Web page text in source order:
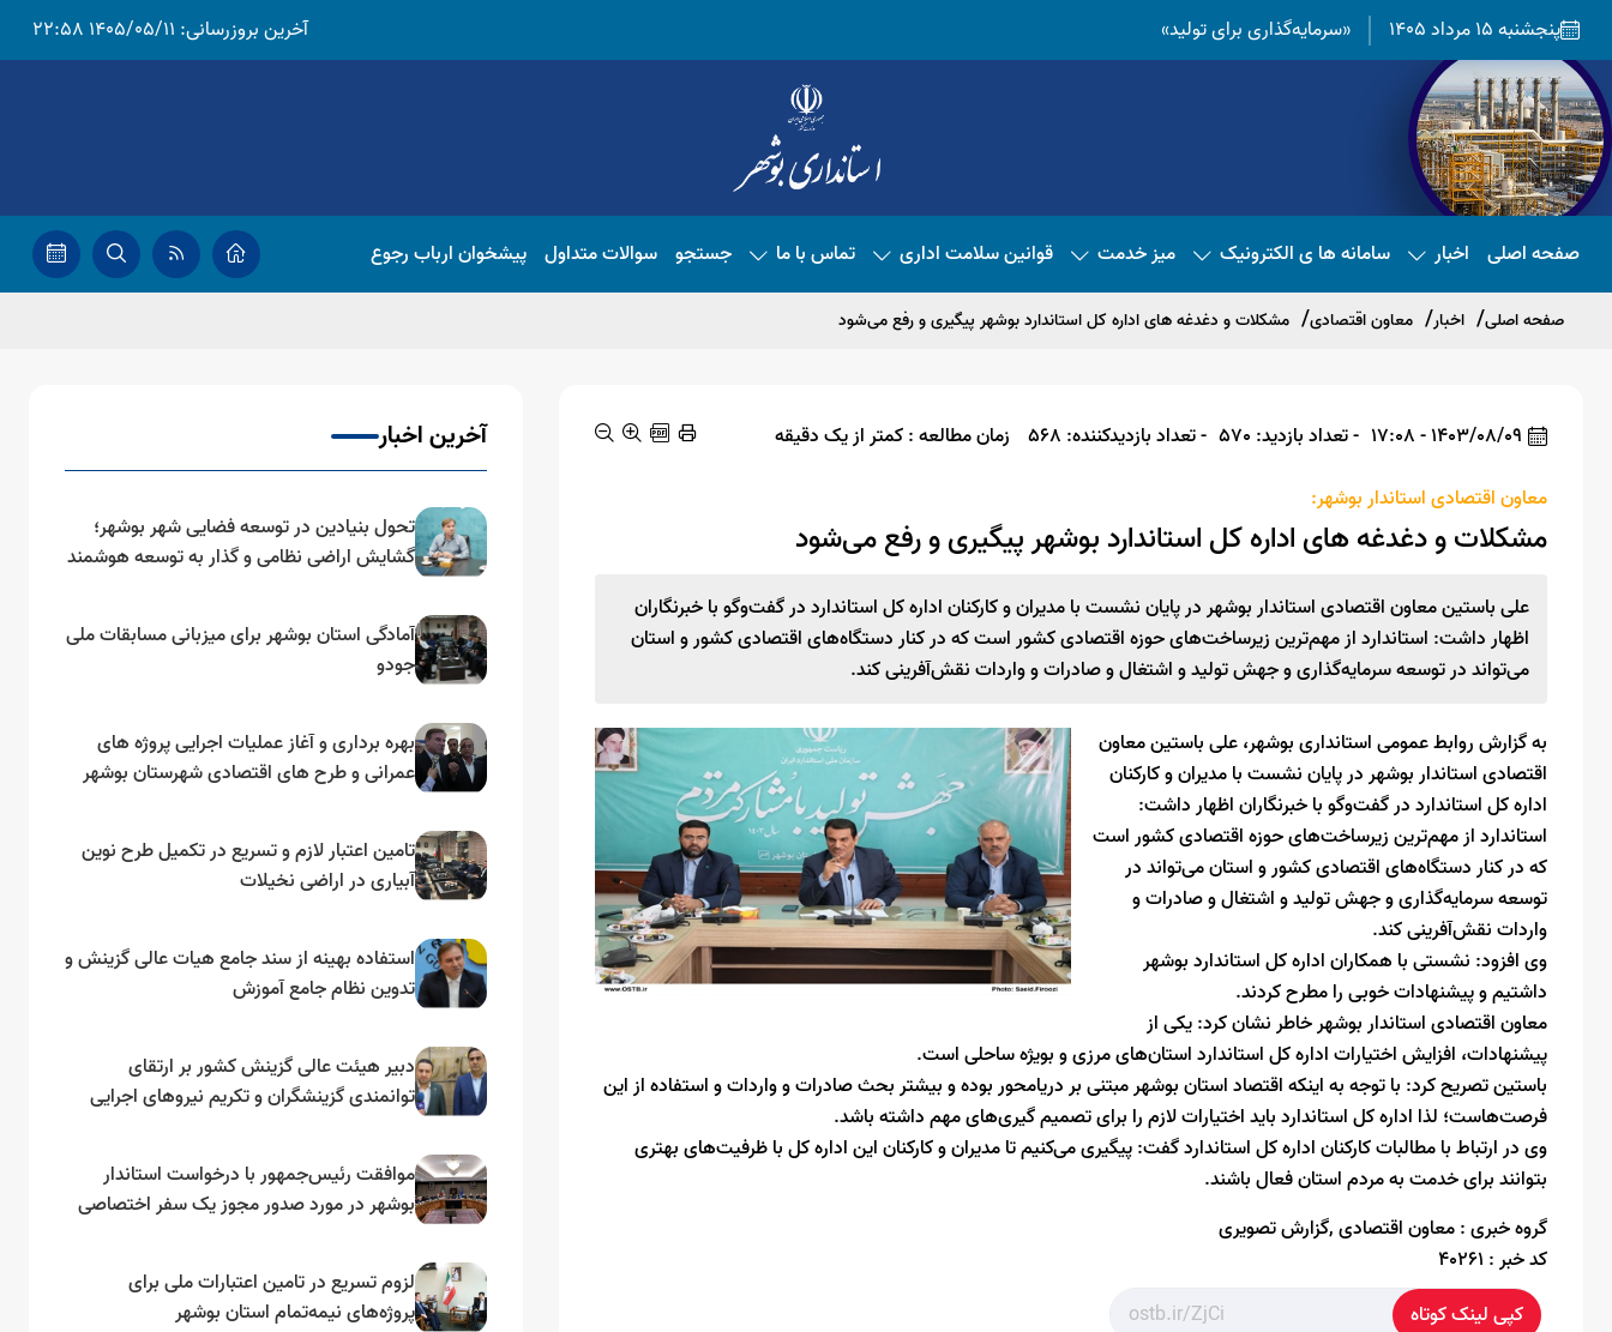
پنجشنبه 15 مرداد 1405 «سرمایه‌گذاری برای تولید» آخرین بروزرسانی: 1405/05/11 22:58
صفحه اصلی اخبار سامانه ها ی الکترونیک میز خدمت قوانین سلامت اداری تماس با ما جستجو سوالات متداول پیشخوان ارباب رجوع
صفحه اصلی اخبار معاون اقتصادی مشکلات و دغدغه های اداره کل استاندارد بوشهر پیگیری و رفع می‌شود
1403/08/09 - 17:08 - تعداد بازدید: 570 - تعداد بازدیدکننده: 568
زمان مطالعه : کمتر از یک دقیقه
معاون اقتصادی استاندار بوشهر:
مشکلات و دغدغه های اداره کل استاندارد بوشهر پیگیری و رفع می‌شود
علی باستین معاون اقتصادی استاندار بوشهر در پایان نشست با مدیران و کارکنان اداره کل استاندارد در گفت‌وگو با خبرنگاران
اظهار داشت: استاندارد از مهم‌ترین زیرساخت‌های حوزه اقتصادی کشور است که در کنار دستگاه‌های اقتصادی کشور و استان
می‌تواند در توسعه سرمایه‌گذاری و جهش تولید و اشتغال و صادرات و واردات نقش‌آفرینی کند.
به گزارش روابط عمومی استانداری بوشهر، علی باستین معاون
اقتصادی استاندار بوشهر در پایان نشست با مدیران و کارکنان
اداره کل استاندارد در گفت‌وگو با خبرنگاران اظهار داشت:
استاندارد از مهم‌ترین زیرساخت‌های حوزه اقتصادی کشور است
که در کنار دستگاه‌های اقتصادی کشور و استان می‌تواند در
توسعه سرمایه‌گذاری و جهش تولید و اشتغال و صادرات و
واردات نقش‌آفرینی کند.
وی افزود: نشستی با همکاران اداره کل استاندارد بوشهر
داشتیم و پیشنهادات خوبی را مطرح کردند.
معاون اقتصادی استاندار بوشهر خاطر نشان کرد: یکی از
پیشنهادات، افزایش اختیارات اداره کل استاندارد استان‌های مرزی و بویژه ساحلی است.
باستین تصریح کرد: با توجه به اینکه اقتصاد استان بوشهر مبتنی بر دریامحور بوده و بیشتر بحث صادرات و واردات و استفاده‌ از این
فرصت‌هاست؛ لذا اداره کل استاندارد باید اختیارات لازم را برای تصمیم گیری‌های مهم داشته باشد.
وی در ارتباط با مطالبات کارکنان اداره کل استاندارد گفت: پیگیری می‌کنیم تا مدیران و کارکنان این اداره کل با ظرفیت‌های بهتری
بتوانند برای خدمت به مردم استان فعال باشند.
گروه خبری :معاون اقتصادی ,گزارش تصویری
کد خبر : 40261
کپی لینک کوتاه
آخرین اخبار
تحول بنیادین در توسعه فضایی شهر بوشهر؛
گشایش اراضی نظامی و گذار به توسعه هوشمند
آمادگی استان بوشهر برای میزبانی مسابقات ملی
جودو
بهره برداری و آغاز عملیات اجرایی پروژه های
عمرانی و طرح های اقتصادی شهرستان بوشهر
تامین اعتبار لازم و تسریع در تکمیل طرح نوین
آبیاری در اراضی نخیلات
استفاده بهینه از سند جامع هیات عالی گزینش و‌
تدوین نظام جامع آموزش
دبیر هیئت عالی گزینش کشور بر ارتقای
توانمندی گزینشگران و تکریم نیروهای اجرایی
موافقت رئیس‌جمهور با درخواست استاندار
بوشهر در مورد صدور مجوز یک سفر اختصاصی
لزوم تسریع در تامین اعتبارات ملی برای
پروژه‌های نیمه‌تمام استان بوشهر